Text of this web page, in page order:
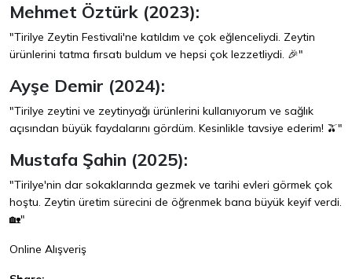
Mehmet Öztürk (2023):
"Tirilye Zeytin Festivali'ne katıldım ve çok eğlenceliydi. Zeytin
ürünlerini tatma fırsatı buldum ve hepsi çok lezzetliydi. 🎉"
Ayşe Demir (2024):
"Tirilye zeytini ve zeytinyağı ürünlerini kullanıyorum ve sağlık
açısından büyük faydalarını gördüm. Kesinlikle tavsiye ederim! 🫒"
Mustafa Şahin (2025):
"Tirilye'nin dar sokaklarında gezmek ve tarihi evleri görmek çok
hoştu. Zeytin üretim sürecini de öğrenmek bana büyük keyif verdi.
🏡"
Online Alışveriş